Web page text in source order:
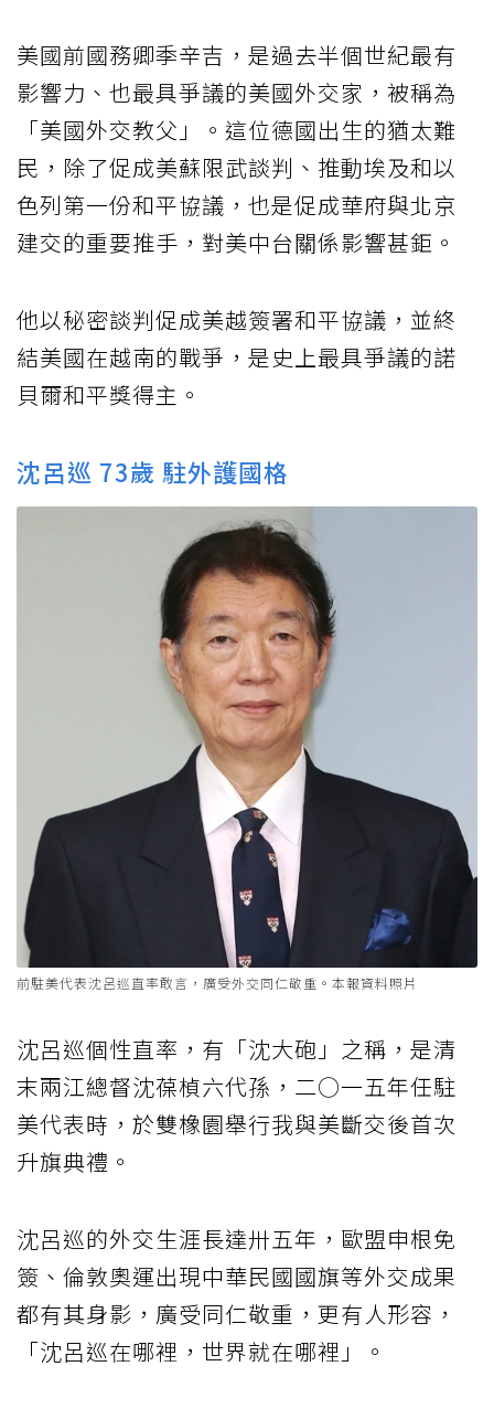
美國前國務卿季辛吉，是過去半個世紀最有
影響力、也最具爭議的美國外交家，被稱為
「美國外交教父」。這位德國出生的猶太難
民，除了促成美蘇限武談判、推動埃及和以
色列第一份和平協議，也是促成華府與北京
建交的重要推手，對美中台關係影響甚鉅。
他以秘密談判促成美越簽署和平協議，並終
結美國在越南的戰爭，是史上最具爭議的諾
貝爾和平獎得主。
沈呂巡 73歲 駐外護國格
前駐美代表沈呂巡直率敢言，廣受外交同仁敬重。本報資料照片
沈呂巡個性直率，有「沈大砲」之稱，是清
末兩江總督沈葆楨六代孫，二○一五年任駐
美代表時，於雙橡園舉行我與美斷交後首次
升旗典禮。
沈呂巡的外交生涯長達卅五年，歐盟申根免
簽、倫敦奧運出現中華民國國旗等外交成果
都有其身影，廣受同仁敬重，更有人形容，
「沈呂巡在哪裡，世界就在哪裡」。